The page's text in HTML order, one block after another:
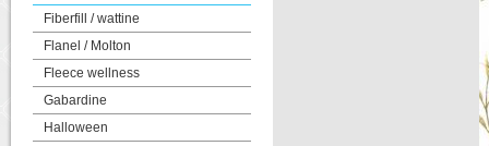
Fiberfill / wattine
Flanel / Molton
Fleece wellness
Gabardine
Halloween